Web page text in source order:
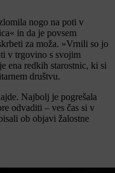
nogo na poti v
in da je povsem
za moža. »Vrnili so jo
v trgovino s svojim
ena redkih starostnic, ki si
društvu.
Najbolj je pogrešala
odvaditi – ves čas si v
ob objavi žalostne